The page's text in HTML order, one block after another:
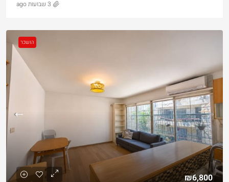
3 שבועות ago
הושכר
₪6,800